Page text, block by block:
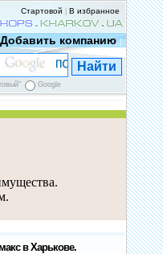
Стартовой В избранное
Добавить компанию|
Google
в Харькове.